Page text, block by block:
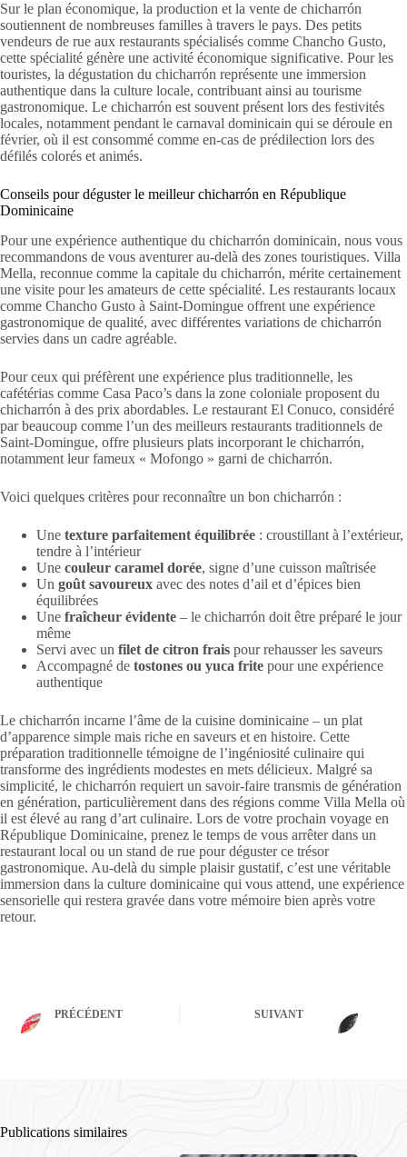
Sur le plan économique, la production et la vente de chicharrón
soutiennent de nombreuses familles à travers le pays. Des petits
vendeurs de rue aux restaurants spécialisés comme Chancho Gusto,
cette spécialité génère une activité économique significative. Pour les
touristes, la dégustation du chicharrón représente une immersion
authentique dans la culture locale, contribuant ainsi au tourisme
gastronomique. Le chicharrón est souvent présent lors des festivités
locales, notamment pendant le carnaval dominicain qui se déroule en
février, où il est consommé comme en-cas de prédilection lors des
défilés colorés et animés.
Conseils pour déguster le meilleur chicharrón en République
Dominicaine
Pour une expérience authentique du chicharrón dominicain, nous vous
recommandons de vous aventurer au-delà des zones touristiques. Villa
Mella, reconnue comme la capitale du chicharrón, mérite certainement
une visite pour les amateurs de cette spécialité. Les restaurants locaux
comme Chancho Gusto à Saint-Domingue offrent une expérience
gastronomique de qualité, avec différentes variations de chicharrón
servies dans un cadre agréable.
Pour ceux qui préfèrent une expérience plus traditionnelle, les
cafétérias comme Casa Paco’s dans la zone coloniale proposent du
chicharrón à des prix abordables. Le restaurant El Conuco, considéré
par beaucoup comme l’un des meilleurs restaurants traditionnels de
Saint-Domingue, offre plusieurs plats incorporant le chicharrón,
notamment leur fameux « Mofongo » garni de chicharrón.
Voici quelques critères pour reconnaître un bon chicharrón :
Une texture parfaitement équilibrée : croustillant à l’extérieur,
tendre à l’intérieur
Une couleur caramel dorée, signe d’une cuisson maîtrisée
Un goût savoureux avec des notes d’ail et d’épices bien
équilibrées
Une fraîcheur évidente – le chicharrón doit être préparé le jour
même
Servi avec un filet de citron frais pour rehausser les saveurs
Accompagné de tostones ou yuca frite pour une expérience
authentique
Le chicharrón incarne l’âme de la cuisine dominicaine – un plat
d’apparence simple mais riche en saveurs et en histoire. Cette
préparation traditionnelle témoigne de l’ingéniosité culinaire qui
transforme des ingrédients modestes en mets délicieux. Malgré sa
simplicité, le chicharrón requiert un savoir-faire transmis de génération
en génération, particulièrement dans des régions comme Villa Mella où
il est élevé au rang d’art culinaire. Lors de votre prochain voyage en
République Dominicaine, prenez le temps de vous arrêter dans un
restaurant local ou un stand de rue pour déguster ce trésor
gastronomique. Au-delà du simple plaisir gustatif, c’est une véritable
immersion dans la culture dominicaine qui vous attend, une expérience
sensorielle qui restera gravée dans votre mémoire bien après votre
retour.
PRÉCÉDENT SUIVANT
Publications similaires